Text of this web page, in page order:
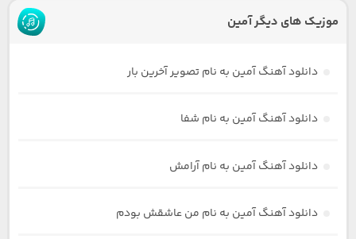
موزیک های دیگر آمین
دانلود آهنگ آمین به نام تصویر آخرین بار
دانلود آهنگ آمین به نام شفا
دانلود آهنگ آمین به نام آرامش
دانلود آهنگ آمین به نام من عاشقش بودم